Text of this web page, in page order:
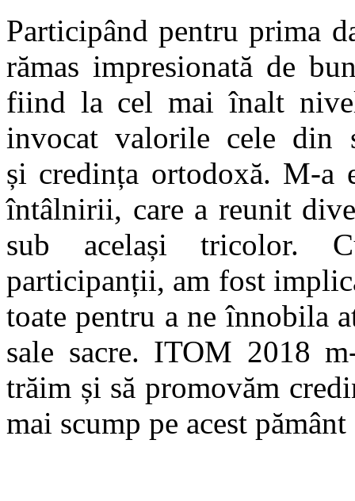
Participând pentru prima
rămas impresionată de
fiind la cel mai înalt
invocat valorile cele din
și credința ortodoxă. M-a
întâlnirii, care a reunit
sub același tricolor.
participanții, am fost
toate pentru a ne înnobila
sale sacre. ITOM 2018
trăim și să promovăm
mai scump pe acest